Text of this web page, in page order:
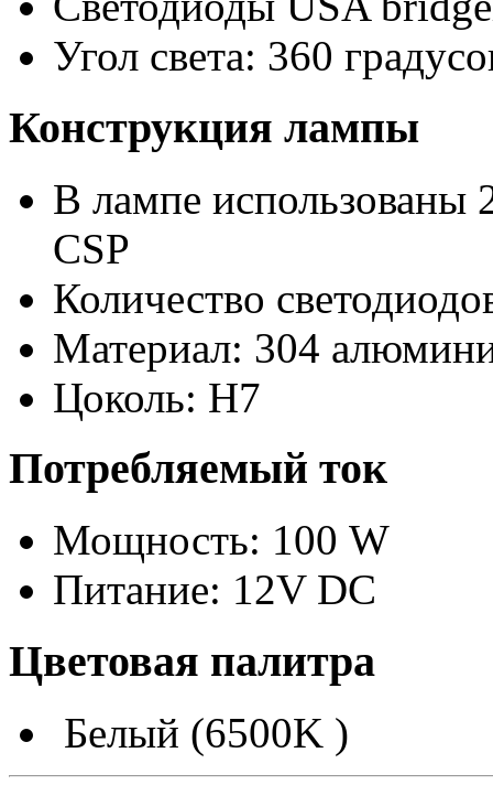
Угол света: 360
Конструкция лампы
В лампе использованы
CSP
Количество
Материал: 304
Цоколь: H7
Потребляемый ток
Мощность: 100 W
Питание: 12V DC
Цветовая палитра
Белый (6500K )